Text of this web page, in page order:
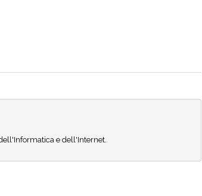
e dell'Internet.